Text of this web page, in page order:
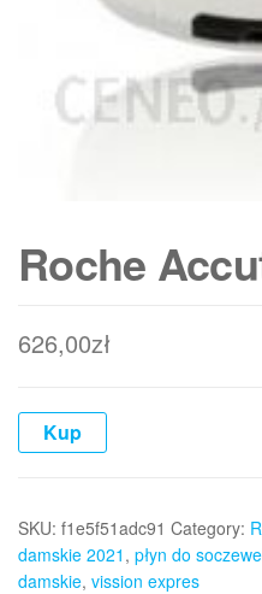
Roche
626,00zł
Kup
SKU: f1e5f51adc91 Category:
damskie 2021 , płyn do
damskie, vission expres